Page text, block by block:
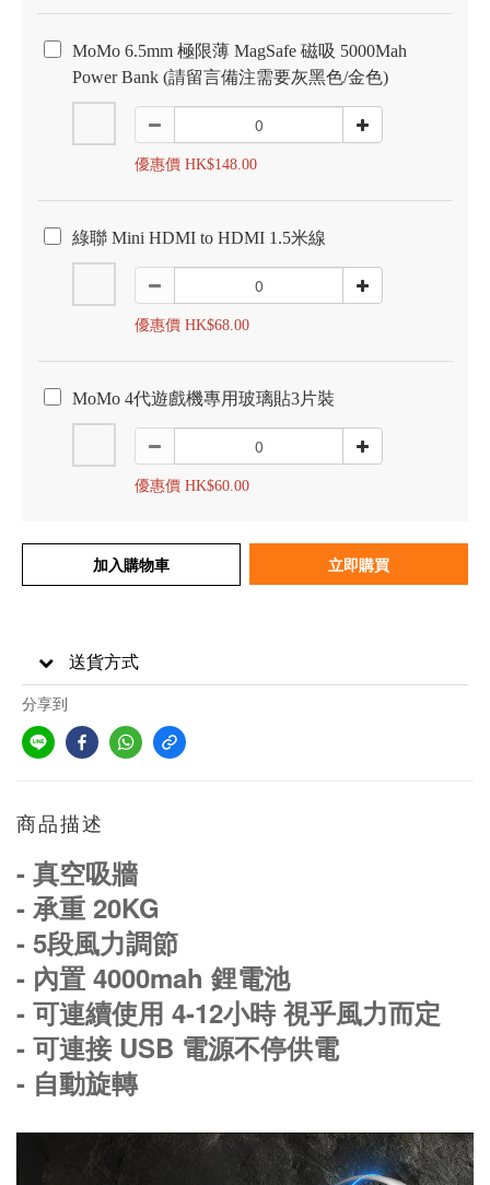
MoMo 6.5mm 極限薄 MagSafe 磁吸 5000Mah
Power Bank (請留言備注需要灰黑色/金色)
優惠價 HK$148.00
綠聯 Mini HDMI to HDMI 1.5米線
優惠價 HK$68.00
MoMo 4代遊戲機專用玻璃貼3片裝
優惠價 HK$60.00
加入購物車 立即購買
送貨方式
分享到
商品描述
- 真空吸牆
- 承重 20KG
- 5段風力調節
- 內置 4000mah 鋰電池
- 可連續使用 4-12小時 視乎風力而定
- 可連接 USB 電源不停供電
- 自動旋轉